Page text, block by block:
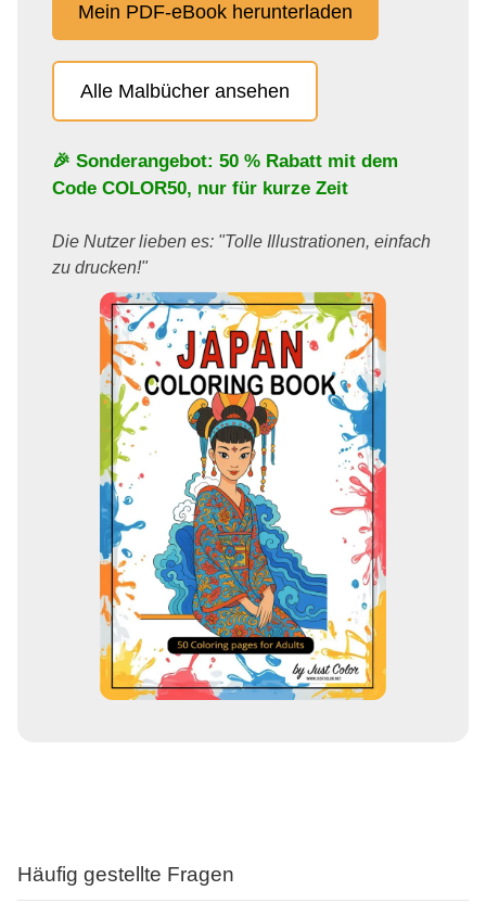
Mein PDF-eBook herunterladen
Alle Malbücher ansehen
🎉 Sonderangebot: 50 % Rabatt mit dem
Code COLOR50, nur für kurze Zeit
Die Nutzer lieben es: "Tolle Illustrationen, einfach
zu drucken!"
Häufig gestellte Fragen